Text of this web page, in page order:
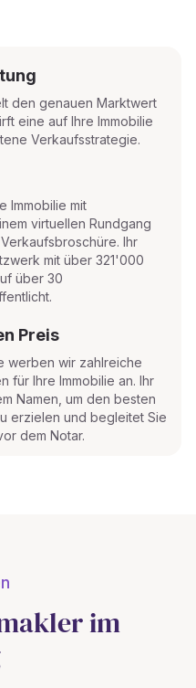
den genauen Marktwert
eine auf Ihre Immobilie
Verkaufsstrategie.
Immobilie mit
virtuellen Rundgang
Ihr
mit über 321'000
über 30
Preis
werben wir zahlreiche
für Ihre Immobilie an. Ihr
Namen, um den besten
erzielen und begleitet Sie
dem Notar.
im